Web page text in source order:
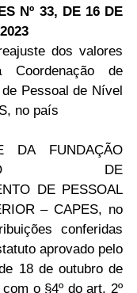
Nº 33, DE 16 DE
dos valores
de
Pessoal de Nível
no país
DA FUNDAÇÃO
DE
DE PESSOAL
– CAPES, no
conferidas
aprovado pelo
18 de outubro de
o §4º do art. 2º